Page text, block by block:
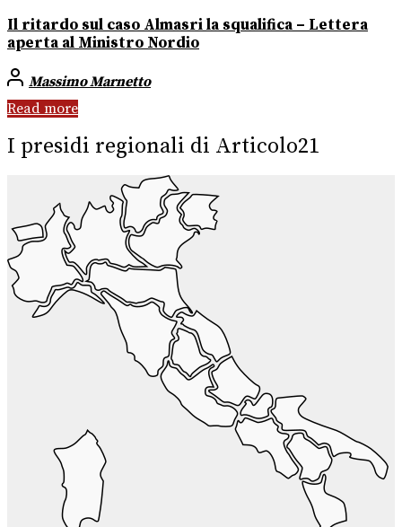
Il ritardo sul caso Almasri la squalifica – Lettera
aperta al Ministro Nordio
Massimo Marnetto
Read more
I presidi regionali di Articolo21